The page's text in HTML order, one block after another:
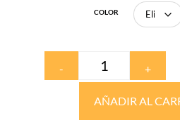
COLOR
- +
AÑADIR AL